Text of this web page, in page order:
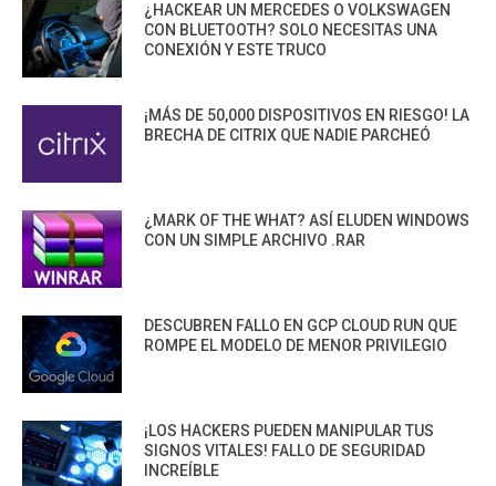
¿HACKEAR UN MERCEDES O VOLKSWAGEN
CON BLUETOOTH? SOLO NECESITAS UNA
CONEXIÓN Y ESTE TRUCO
¡MÁS DE 50,000 DISPOSITIVOS EN RIESGO! LA
BRECHA DE CITRIX QUE NADIE PARCHEÓ
¿MARK OF THE WHAT? ASÍ ELUDEN WINDOWS
CON UN SIMPLE ARCHIVO .RAR
DESCUBREN FALLO EN GCP CLOUD RUN QUE
ROMPE EL MODELO DE MENOR PRIVILEGIO
¡LOS HACKERS PUEDEN MANIPULAR TUS
SIGNOS VITALES! FALLO DE SEGURIDAD
INCREÍBLE